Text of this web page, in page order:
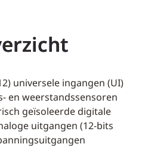
universele ingangen (UI)
en weerstandssensoren
geïsoleerde digitale
uitgangen (12-bits